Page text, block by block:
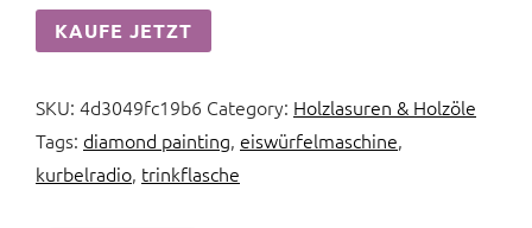
KAUFE JETZT
SKU: 4d3049fc19b6 Category: Holzlasuren & Holzöle
Tags: diamond painting, eiswürfelmaschine,
kurbelradio, trinkflasche